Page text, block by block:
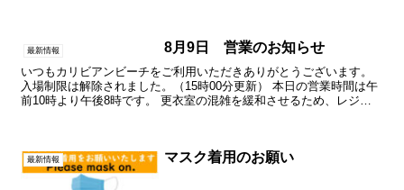
最新情報 8月9日 営業のお知らせ
いつもカリビアンビーチをご利用いただきありがとうございます。
入場制限は解除されました。（15時00分更新） 本日の営業時間は午
前10時より午後8時です。 更衣室の混雑を緩和させるため、レジを
最新情報 マスク着用のお願い